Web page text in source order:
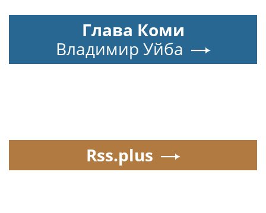
Глава Коми
Владимир Уйба
Rss.plus